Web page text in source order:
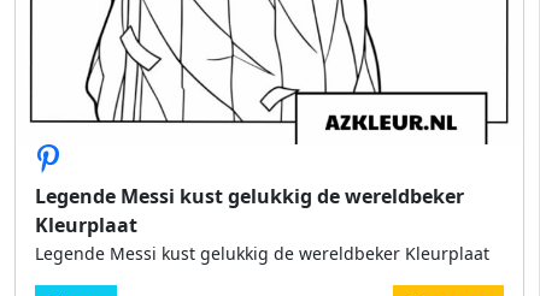
Legende Messi kust gelukkig de wereldbeker
Kleurplaat
Legende Messi kust gelukkig de wereldbeker Kleurplaat